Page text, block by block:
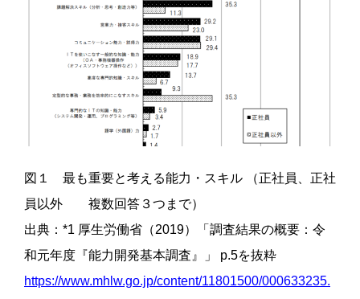
図１ 最も重要と考える能力・スキル （正社員、正社
員以外 複数回答３つまで）
出典：*1 厚生労働省（2019）「調査結果の概要：令
和元年度『能力開発基本調査』」 p.5を抜粋
https://www.mhlw.go.jp/content/11801500/000633235.